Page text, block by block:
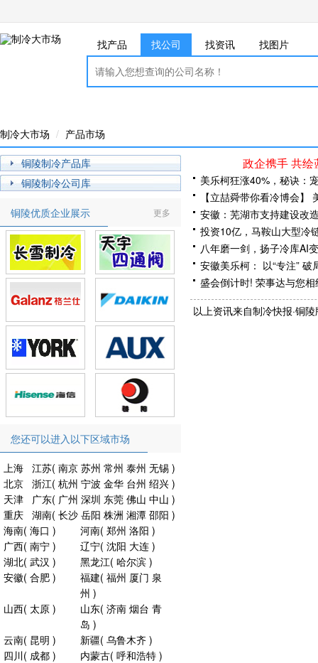
找产品 找公司 找资讯 找图片
制冷大市场 产品市场
铜陵制冷产品库
铜陵制冷公司库
更多
铜陵优质企业展示
您还可以进入以下区域市场
上海 江苏( 南京 苏州 常州 泰州 无锡 )
北京 浙江( 杭州 宁波 金华 台州 绍兴 )
天津
广东( 广州 深圳 东莞 佛山 中山 )
重庆 湖南( 长沙 岳阳 株洲 湘潭 邵阳 )
海南( 海口 ) 河南( 郑州 洛阳 )
广西( 南宁 ) 辽宁( 沈阳 大连 )
湖北( 武汉 ) 黑龙江( 哈尔滨 )
安徽( 合肥 ) 福建( 福州 厦门 泉
州 )
山西( 太原 ) 山东( 济南 烟台 青
岛 )
云南( 昆明 ) 新疆( 乌鲁木齐 )
四川( 成都 ) 内蒙古( 呼和浩特 )
政企携手 共
美乐柯狂涨40%，秘诀：
【立喆舜带你看冷博会
安徽：芜湖市支持建设改
投资10亿，马鞍山大型冷
八年磨一剑，扬子冷库AI
安徽美乐柯： 以“专注” 破
盛会倒计时! 荣事达与您
在合肥·论舒适·辨真伪
以上资讯来自制冷快报·铜陵